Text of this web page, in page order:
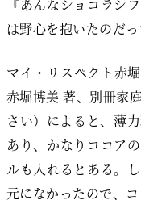
『あんなショコラシ
は野心を抱いたのだっ
マイ・リスペクト赤
赤堀博美 著、別冊家
さい）によると、薄
あり、かなりココア
ルも入れるとある。
元になかったので、